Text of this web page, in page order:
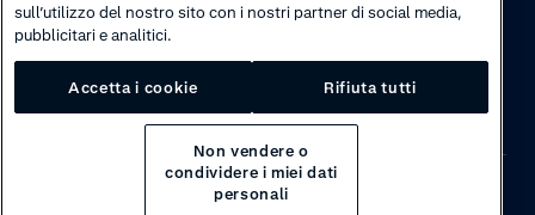
Disclaimer ·© 2026 Adyen
sull’utilizzo del nostro sito con i nostri partner di social media,
pubblicitari e analitici.
Accetta i cookie Rifiuta tutti
Non vendere o
condividere i miei dati
personali